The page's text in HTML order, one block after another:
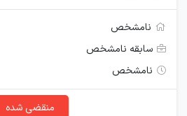
نامشخص
سابقه نامشخص
نامشخص
منقضی شده